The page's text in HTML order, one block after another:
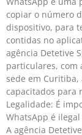
copiar o número
dispositivo, para
contidas no
agência Detetive
particulares, com
sede em Curitiba,
capacitados para
Legalidade: É
WhatsApp é
A agência